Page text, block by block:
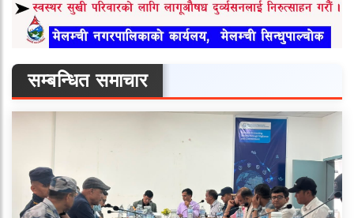
सम्बन्धित समाचार